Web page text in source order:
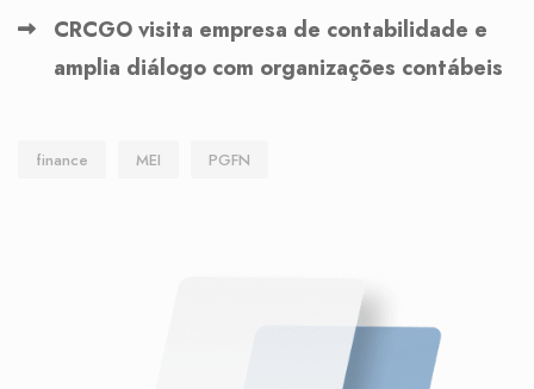
CRCGO visita empresa de contabilidade e
amplia diálogo com organizações contábeis
finance MEI PGFN